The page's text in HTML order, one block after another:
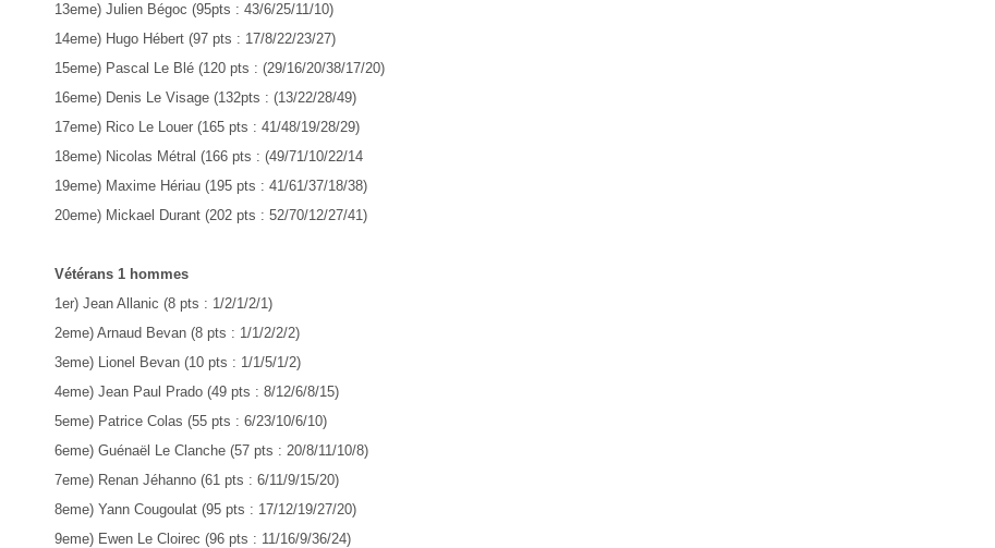
13eme) Julien Bégoc (95pts : 43/6/25/11/10)
14eme) Hugo Hébert (97 pts : 17/8/22/23/27)
15eme) Pascal Le Blé (120 pts : (29/16/20/38/17/20)
16eme) Denis Le Visage (132pts : (13/22/28/49)
17eme) Rico Le Louer (165 pts : 41/48/19/28/29)
18eme) Nicolas Métral (166 pts : (49/71/10/22/14
19eme) Maxime Hériau (195 pts : 41/61/37/18/38)
20eme) Mickael Durant (202 pts : 52/70/12/27/41)
Vétérans 1 hommes
1er) Jean Allanic (8 pts : 1/2/1/2/1)
2eme) Arnaud Bevan (8 pts : 1/1/2/2/2)
3eme) Lionel Bevan (10 pts : 1/1/5/1/2)
4eme) Jean Paul Prado (49 pts : 8/12/6/8/15)
5eme) Patrice Colas (55 pts : 6/23/10/6/10)
6eme) Guénaël Le Clanche (57 pts : 20/8/11/10/8)
7eme) Renan Jéhanno (61 pts : 6/11/9/15/20)
8eme) Yann Cougoulat (95 pts : 17/12/19/27/20)
9eme) Ewen Le Cloirec (96 pts : 11/16/9/36/24)